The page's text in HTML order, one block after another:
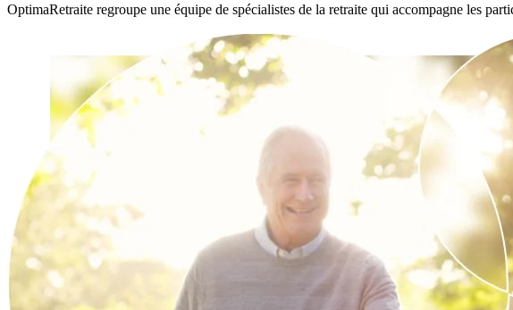
OptimaRetraite regroupe une équipe de spécialistes de la retraite qui accompagne les